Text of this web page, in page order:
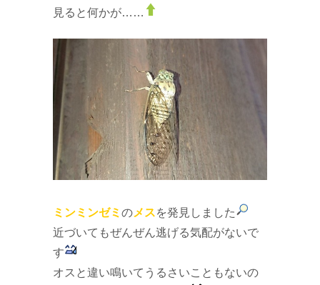
見ると何かが……
ミンミンゼミ のメスを発見しました
近づいてもぜんぜん逃げる気配がないで
す
オスと違い鳴いてうるさいこともないの